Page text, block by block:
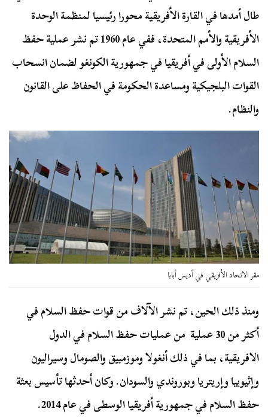
طال أمدها في القارة الأفريقية محورا رئيسيا لمنظمة الوحدة
الأفريقية والأمم المتحدة، ففي عام 1960 تم نشر عملية حفظ
السلام الأولى في أفريقيا في جمهورية الكونغو لضمان انسحاب
القوات البلجيكية ومساعدة الحكومة في الحفاظ على القانون
والنظام.
مقر الاتحاد الأفريقي في أديس أبابا
ومنذ ذلك الحين، تم نشر الآلاف من قوات حفظ السلام في
أكثر من 30 عملية من عمليات حفظ السلام في الدول
الافريقية، بما في ذلك أنغولا وموزمبيق والصومال وسيراليون
وإثيوبيا وإريتريا وبوروندي والسودان. وكان أحدثها تأسيس بعثة
حفظ السلام في جمهورية أفريقيا الوسطى في عام 2014.